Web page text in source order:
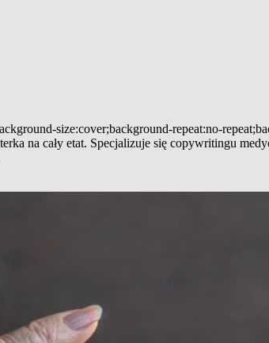
size:cover;background-repeat:no-
na cały etat. Specjalizuje się copywritingu